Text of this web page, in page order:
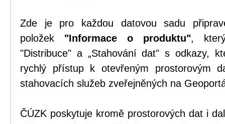
Zde je pro každou datovou sadu
položek "Informace o produktu",
"Distribuce" a „Stahování dat" s odkazy,
rychlý přístup k otevřeným prostorovým
stahovacích služeb zveřejněných na
ČÚZK poskytuje kromě prostorových dat i